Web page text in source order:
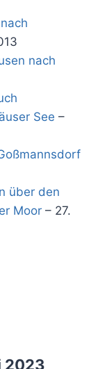
nach
See –
über den
Moor – 27.
2023